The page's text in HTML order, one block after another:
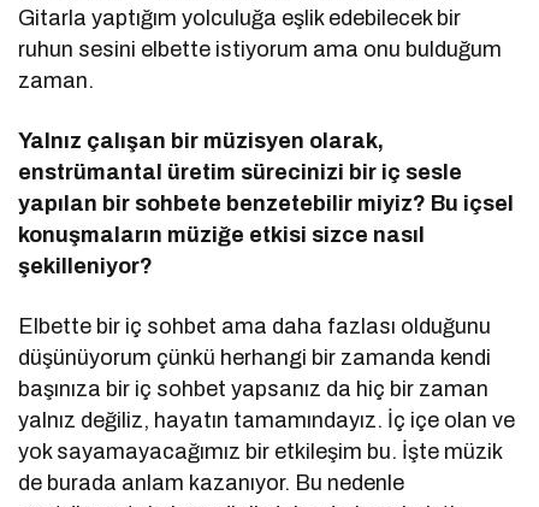
Gitarla yaptığım yolculuğa eşlik edebilecek bir
ruhun sesini elbette istiyorum ama onu bulduğum
zaman.
Yalnız çalışan bir müzisyen olarak,
enstrümantal üretim sürecinizi bir iç sesle
yapılan bir sohbete benzetebilir miyiz? Bu içsel
konuşmaların müziğe etkisi sizce nasıl
şekilleniyor?
Elbette bir iç sohbet ama daha fazlası olduğunu
düşünüyorum çünkü herhangi bir zamanda kendi
başınıza bir iç sohbet yapsanız da hiç bir zaman
yalnız değiliz, hayatın tamamındayız. İç içe olan ve
yok sayamayacağımız bir etkileşim bu. İşte müzik
de burada anlam kazanıyor. Bu nedenle